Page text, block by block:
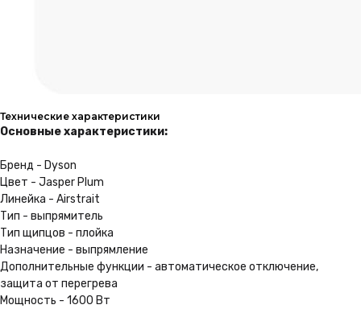
Технические характеристики
Основные характеристики:
Бренд - Dyson
Цвет - Jasper Plum
Линейка - Airstrait
Тип - выпрямитель
Тип щипцов - плойка
Назначение - выпрямление
Дополнительные функции - автоматическое отключение,
защита от перегрева
Мощность - 1600 Вт
Трейд-ин
Профессиональные
консультанты
подобрать устройство
и расскажут Вам про него
Получите скидку до 100 000 ₽
при сдаче своего старого
гаджета